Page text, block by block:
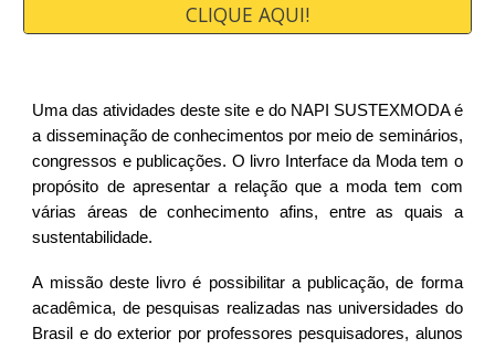
CLIQUE AQUI!
Uma das atividades deste site e do NAPI SUSTEXMODA é
a disseminação de conhecimentos por meio de seminários,
congressos e publicações. O livro Interface da Moda tem o
propósito de apresentar a relação que a moda tem com
várias áreas de conhecimento afins, entre as quais a
sustentabilidade.
A missão deste livro é possibilitar a publicação, de forma
acadêmica, de pesquisas realizadas nas universidades do
Brasil e do exterior por professores pesquisadores, alunos